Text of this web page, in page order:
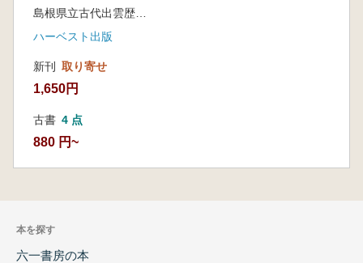
ハーベスト出版
新刊 取り寄せ
1,650円
古書 4 点
880 円~
本を探す
六一書房の本